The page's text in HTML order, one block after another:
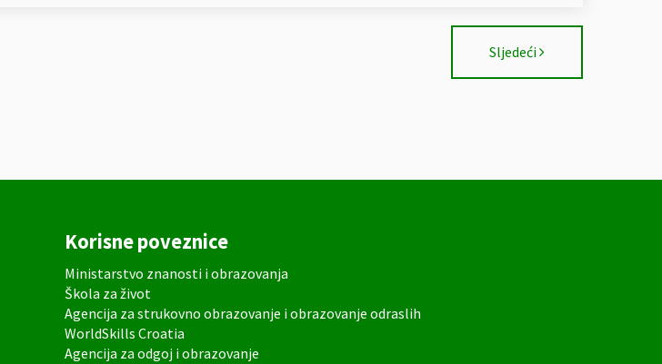
Sljedeći
Korisne poveznice
Ministarstvo znanosti i obrazovanja
Škola za život
Agencija za strukovno obrazovanje i obrazovanje odraslih
WorldSkills Croatia
Agencija za odgoj i obrazovanje